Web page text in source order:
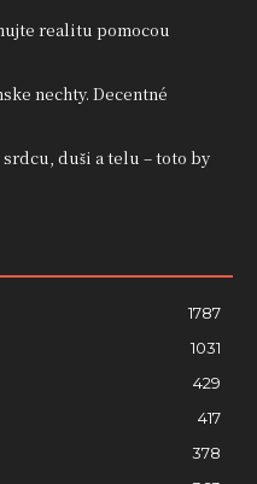
realitu pomocou
nechty. Decentné
duši a telu – toto by
1787
1031
429
417
378